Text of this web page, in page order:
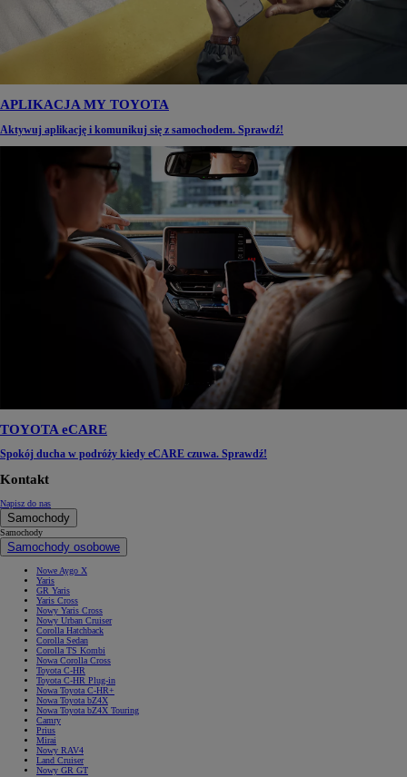
APLIKACJA MY TOYOTA
Aktywuj aplikację i komunikuj się z samochodem. Sprawdź!
TOYOTA eCARE
Spokój ducha w podróży kiedy eCARE czuwa. Sprawdź!
Kontakt
Napisz do nas
Samochody
Samochody
Samochody osobowe
Nowe Aygo X
Yaris
GR Yaris
Yaris Cross
Nowy Yaris Cross
Nowy Urban Cruiser
Corolla Hatchback
Corolla Sedan
Corolla TS Kombi
Nowa Corolla Cross
Toyota C-HR
Toyota C-HR Plug-in
Nowa Toyota C-HR+
Nowa Toyota bZ4X
Nowa Toyota bZ4X Touring
Camry
Prius
Mirai
Nowy RAV4
Land Cruiser
Nowy GR GT